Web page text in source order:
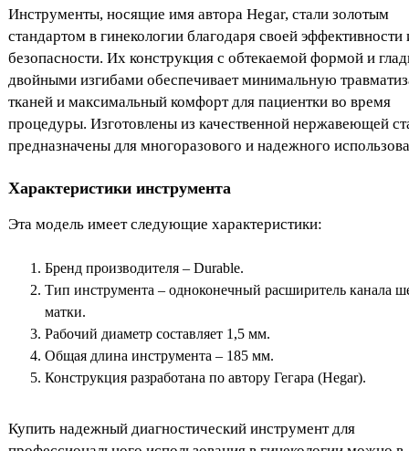
Инструменты, носящие имя автора Hegar, стали золотым
стандартом в гинекологии благодаря своей эффективности
безопасности. Их конструкция с обтекаемой формой и
двойными изгибами обеспечивает минимальную
тканей и максимальный комфорт для пациентки во время
процедуры. Изготовлены из качественной нержавеющей
предназначены для многоразового и надежного
Характеристики инструмента
Эта модель имеет следующие характеристики:
Бренд производителя – Durable.
Тип инструмента – одноконечный расширитель канала
матки.
Рабочий диаметр составляет 1,5 мм.
Общая длина инструмента – 185 мм.
Конструкция разработана по автору Гегара (Hegar).
Купить надежный диагностический инструмент для